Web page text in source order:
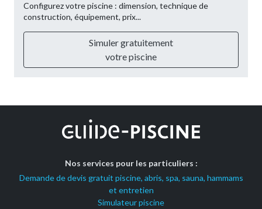
Configurez votre piscine : dimension, technique de
construction, équipement, prix...
Simuler gratuitement
votre piscine
Nos services pour les particuliers :
Demande de devis gratuit piscine, abris, spa, sauna, hammams
et entretien
Simulateur piscine